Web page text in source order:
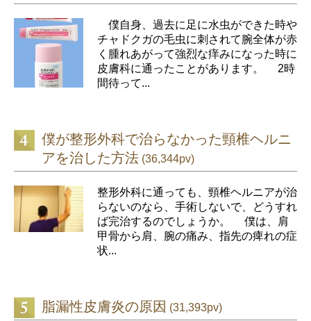
僕自身、過去に足に水虫ができた時や
チャドクガの毛虫に刺されて腕全体が赤
く腫れあがって強烈な痒みになった時に
皮膚科に通ったことがあります。 2時
間待って...
僕が整形外科で治らなかった頸椎ヘルニ
アを治した方法 (36,344pv)
整形外科に通っても、頸椎ヘルニアが治
らないのなら、手術しないで、どうすれ
ば完治するのでしょうか。 僕は、肩
甲骨から肩、腕の痛み、指先の痺れの症
状...
脂漏性皮膚炎の原因 (31,393pv)